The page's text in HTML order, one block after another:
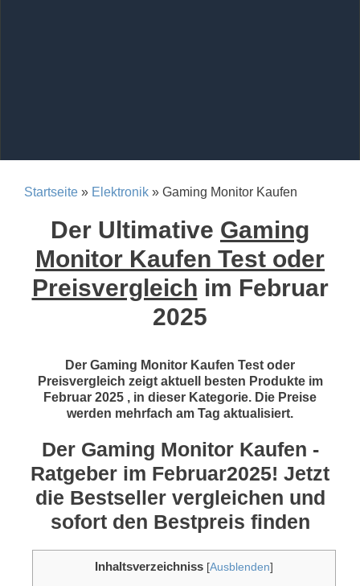
Startseite » Elektronik » Gaming Monitor Kaufen
Der Ultimative Gaming
Monitor Kaufen Test oder
Preisvergleich im Februar
2025
Der Gaming Monitor Kaufen Test oder
Preisvergleich zeigt aktuell besten Produkte im
Februar 2025 , in dieser Kategorie. Die Preise
werden mehrfach am Tag aktualisiert.
Der Gaming Monitor Kaufen -
Ratgeber im Februar2025! Jetzt
die Bestseller vergleichen und
sofort den Bestpreis finden
Inhaltsverzeichniss [Ausblenden]